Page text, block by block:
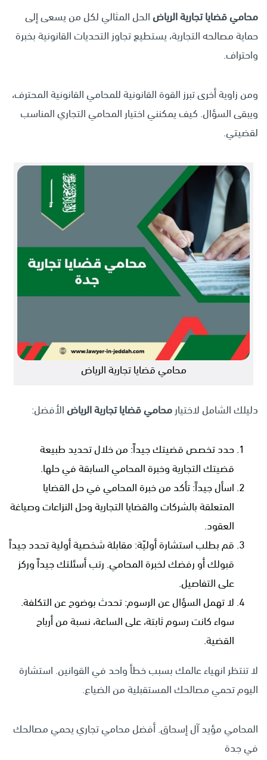
محامي قضايا تجارية الرياضالحل المثالي لكل من يسعى إلى
حماية مصالحه التجارية، يستطيع تجاوز التحديات القانونية بخبرة
واحتراف.
ومن زاوية أخرى تبرز القوة القانونية للمحامي القانونية المحترف،
ويبقى السؤال. كيف يمكنني اختيار المحامي التجاري المناسب
لقضيتي.
محامي قضايا تجارية الرياض
دليلك الشامل لاختيار محامي قضايا تجارية الرياضالأفضل:
حدد تخصص قضيتك جيداً: من خلال تحديد طبيعة
قضيتك التجارية وخبرة المحامي السابقة في حلها.
اسأل جيداً: تأكد من خبرة المحامي في حل القضايا
المتعلقة بالشركات والقضايا التجارية وحل النزاعات وصياغة
العقود.
قم بطلب استشارة أوليّة: مقابلة شخصية أولية تحدد جيداً
قبولك أو رفضك لخبرة المحامي. رتب أسئلتك جيداً وركز
على التفاصيل.
لا تهمل السؤال عن الرسوم: تحدث بوضوح عن التكلفة.
سواء كانت رسوم ثابتة، على الساعة، نسبة من أرباح
القضية.
لا تنتظر انهياء عالمك بسبب خطأ واحد في القوانين. استشارة
اليوم تحمي مصالحك المستقبلية من الضياع.
المحامي مؤيد آل إسحاق. أفضل محامي تجاري يحمي مصالحك
في جدة